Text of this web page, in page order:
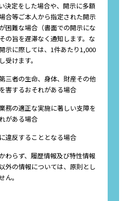
決定をした場合や、開示に多額
合等ご本人から指定された開示
困難な場合（書面での開示にな
の旨を遅滞なく通知します。な
示に際しては、1件あたり1,000
受けます。
三者の生命、身体、財産その他
害するおそれがある場合
務の適正な実施に著しい支障を
がある場合
違反することとなる場合
わらず、履歴情報及び特性情報
外の情報については、原則とし
ん。